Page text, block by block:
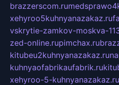
brazzerscom.ru
xehyroo5kuhnyanazakaz.ru
vskrytie-zamkov-moskva-
zed-online.rupimchax.ru
kitubeu2kuhnyanazakaz.ru
kuhnyaofabrikaufabrik.ru
xehyroo-5-kuhnyanazakaz.ru